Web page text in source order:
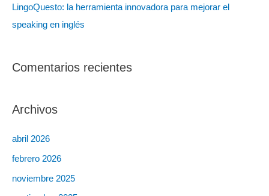
LingoQuesto: la herramienta innovadora para mejorar el
speaking en inglés
Comentarios recientes
Archivos
abril 2026
febrero 2026
noviembre 2025